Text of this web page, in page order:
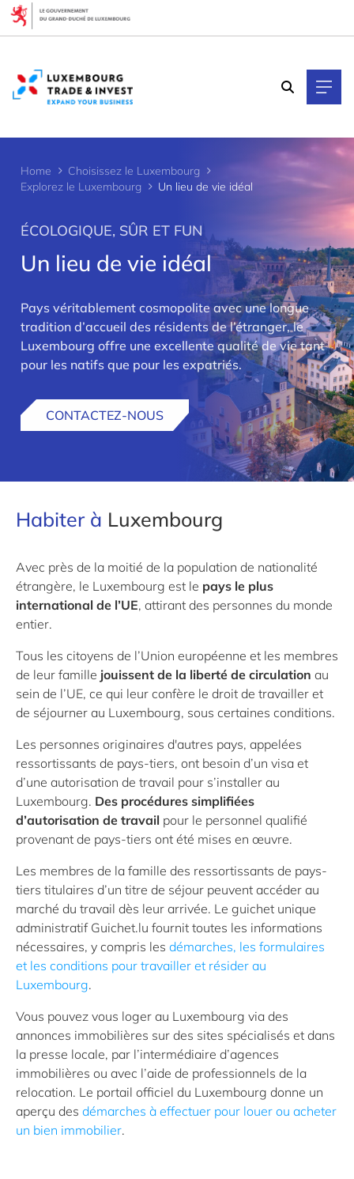
Home
Choisissez le Luxembourg
Explorez le Luxembourg
Un lieu de vie idéal
ÉCOLOGIQUE, SÛR ET FUN
Un lieu de vie idéal
Pays véritablement cosmopolite avec une longue
tradition d’accueil des résidents de l’étranger, le
Luxembourg offre une excellente qualité de vie tant
pour les natifs que pour les expatriés.
CONTACTEZ-NOUS
Habiter à Luxembourg
Avec près de la moitié de la population de nationalité
étrangère, le Luxembourg est le pays le plus
international de l’UE, attirant des personnes du monde
entier.
Tous les citoyens de l’Union européenne et les membres
de leur famille jouissent de la liberté de circulation au
sein de l’UE, ce qui leur confère le droit de travailler et
de séjourner au Luxembourg, sous certaines conditions.
Les personnes originaires d'autres pays, appelées
ressortissants de pays-tiers, ont besoin d’un visa et
d’une autorisation de travail pour s’installer au
Luxembourg. Des procédures simplifiées
d’autorisation de travail pour le personnel qualifié
provenant de pays-tiers ont été mises en œuvre.
Les membres de la famille des ressortissants de pays-
tiers titulaires d’un titre de séjour peuvent accéder au
marché du travail dès leur arrivée. Le guichet unique
administratif Guichet.lu fournit toutes les informations
nécessaires, y compris les démarches, les formulaires
et les conditions pour travailler et résider au
Luxembourg.
Vous pouvez vous loger au Luxembourg via des
annonces immobilières sur des sites spécialisés et dans
la presse locale, par l’intermédiaire d’agences
immobilières ou avec l’aide de professionnels de la
relocation. Le portail officiel du Luxembourg donne un
aperçu des démarches à effectuer pour louer ou acheter
un bien immobilier.
Cookies management panel